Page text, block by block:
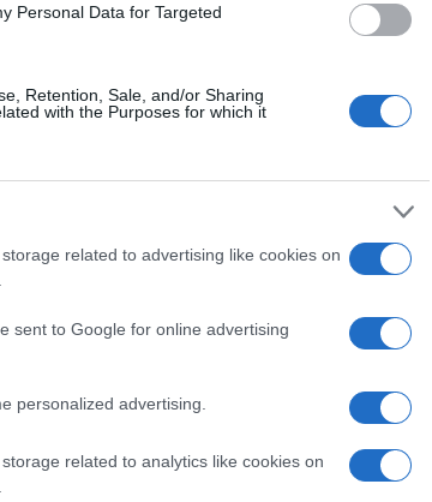
Personal Data for Targeted
Retention, Sale, and/or Sharing
with the Purposes for which it
related to advertising like cookies on
sent to Google for online advertising
personalized advertising.
related to analytics like cookies on
Gli atleti, dotati di
curve strette e salti
serrata, dove la
istante. Gli spettatori
rendendo ogni
e il tifo del pubblico
è lungo e impegnativo.